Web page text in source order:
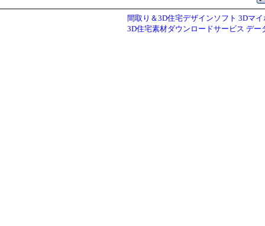
間取り＆3D住宅デザインソフト 3Dマ
3D住宅素材ダウンロードサービス デー